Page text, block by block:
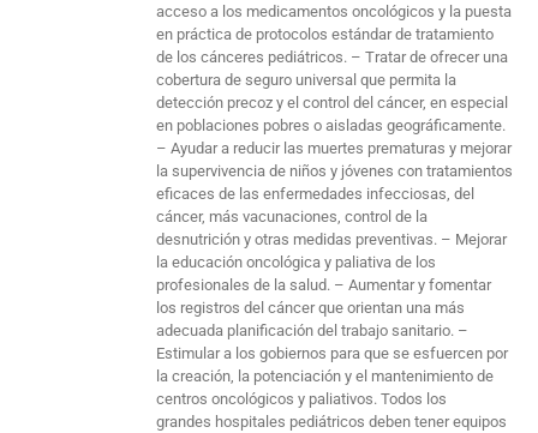
acceso a los medicamentos oncológicos y la puesta
en práctica de protocolos estándar de tratamiento
de los cánceres pediátricos. – Tratar de ofrecer una
cobertura de seguro universal que permita la
detección precoz y el control del cáncer, en especial
en poblaciones pobres o aisladas geográficamente.
– Ayudar a reducir las muertes prematuras y mejorar
la supervivencia de niños y jóvenes con tratamientos
eficaces de las enfermedades infecciosas, del
cáncer, más vacunaciones, control de la
desnutrición y otras medidas preventivas. – Mejorar
la educación oncológica y paliativa de los
profesionales de la salud. – Aumentar y fomentar
los registros del cáncer que orientan una más
adecuada planificación del trabajo sanitario. –
Estimular a los gobiernos para que se esfuercen por
la creación, la potenciación y el mantenimiento de
centros oncológicos y paliativos. Todos los
grandes hospitales pediátricos deben tener equipos